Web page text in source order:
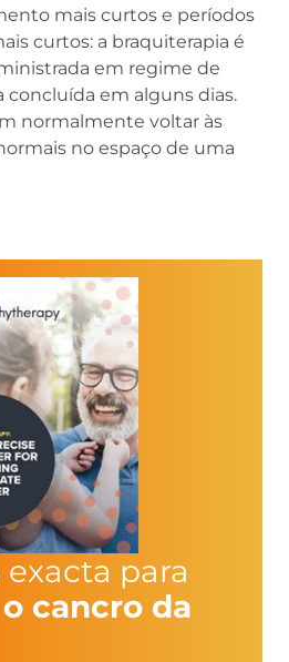
mais curtos e períodos
curtos: a braquiterapia é
em regime de
concluída em alguns dias.
normalmente voltar às
no espaço de uma
para
cancro da